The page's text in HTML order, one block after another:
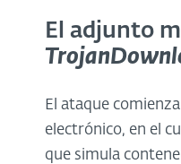
El adjunto
El ataque
electrónico, en el
que simula